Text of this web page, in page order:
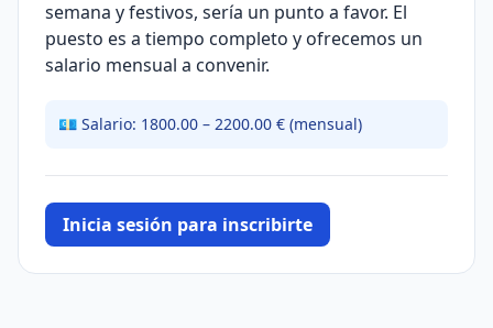
semana y festivos, sería un punto a favor. El
puesto es a tiempo completo y ofrecemos un
salario mensual a convenir.
💶 Salario: 1800.00 – 2200.00 € (mensual)
Inicia sesión para inscribirte